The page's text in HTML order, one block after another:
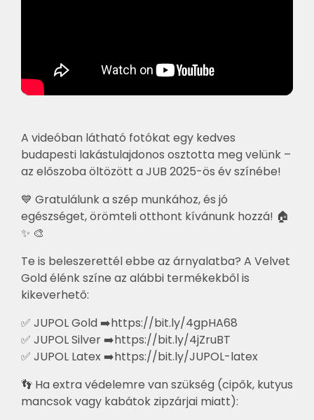
A videóban látható fotókat egy kedves
budapesti lakástulajdonos osztotta meg velünk –
az előszoba öltözött a JUB 2025-ös év színébe!
💙 Gratulálunk a szép munkához, és jó
egészséget, örömteli otthont kívánunk hozzá! 🏠
✨ 🎨
Te is beleszerettél ebbe az árnyalatba? A Velvet
Gold élénk színe az alábbi termékekből is
kikeverhető:
✅ JUPOL Gold ➡️https://bit.ly/4gpHA68
✅ JUPOL Silver ➡️https://bit.ly/4jZruBT
✅ JUPOL Latex ➡️https://bit.ly/JUPOL-latex
👣 Ha extra védelemre van szükség (cipők, kutyus
mancsok vagy kabátok zipzárjai miatt):